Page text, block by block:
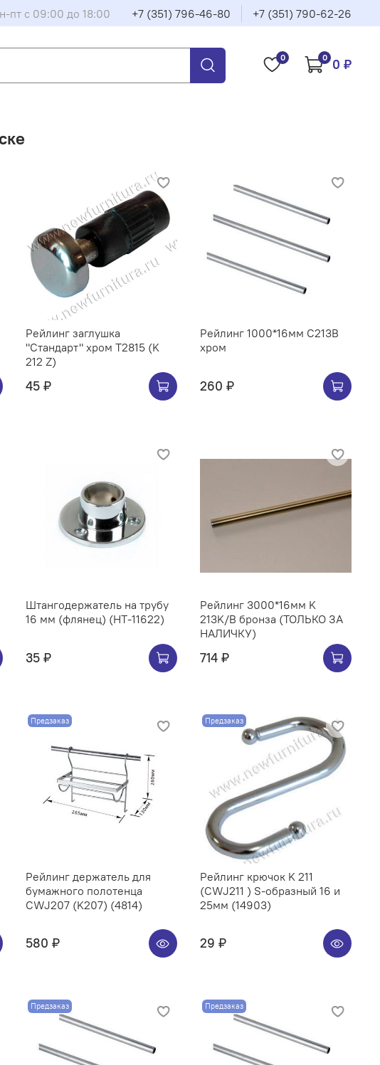
пт с 09:00 до 18:00 +7 (351) 796-46-80 +7 (351) 790-62-26
0 0 0 ₽
Рейлинг заглушка
"Стандарт" хром Т2815 (K
212 Z)
45 ₽
Рейлинг 1000*16мм C213B
хром
260 ₽
Штангодержатель на трубу
16 мм (флянец) (НТ-11622)
35 ₽
Рейлинг 3000*16мм K
213K/B бронза (ТОЛЬКО ЗА
НАЛИЧКУ)
714 ₽
Предзаказ
Рейлинг держатель для
бумажного полотенца
CWJ207 (K207) (4814)
580 ₽
Предзаказ
Рейлинг крючок K 211
(CWJ211 ) S-образный 16 и
25мм (14903)
29 ₽
Предзаказ Предзаказ